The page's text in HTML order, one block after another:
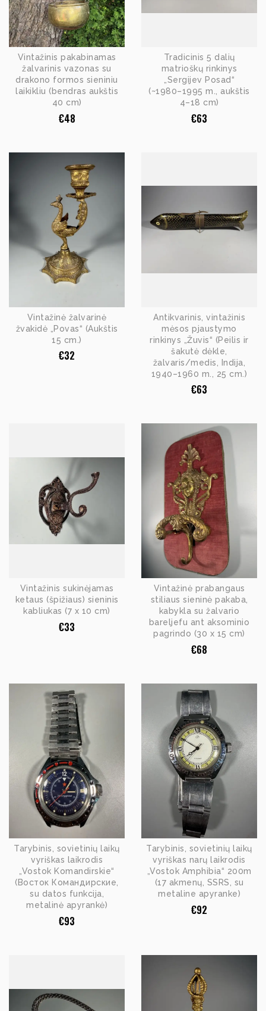
Vintažinis pakabinamas
žalvarinis vazonas su
drakono formos sieniniu
laikikliu (bendras aukštis
40 cm)
€48
Tradicinis 5 dalių
matrioškų rinkinys
„Sergijev Posad“
(~1980–1995 m., aukštis
4–18 cm)
€63
Vintažinė žalvarinė
žvakidė „Povas“ (Aukštis
15 cm.)
€32
Antikvarinis, vintažinis
mėsos pjaustymo
rinkinys „Žuvis“ (Peilis ir
šakutė dėkle,
žalvaris/medis, Indija,
1940–1960 m., 25 cm.)
€63
Vintažinis sukinėjamas
ketaus (špižiaus) sieninis
kabliukas (7 x 10 cm)
€33
Vintažinė prabangaus
stiliaus sieninė pakaba,
kabykla su žalvario
bareljefu ant aksominio
pagrindo (30 x 15 cm)
€68
Tarybinis, sovietinių laikų
vyriškas laikrodis
„Vostok Komandirskie“
(Восток Командирские,
su datos funkcija,
metalinė apyrankė)
€93
Tarybinis, sovietinių laikų
vyriškas narų laikrodis
„Vostok Amphibia“ 200m
(17 akmenų, SSRS, su
metaline apyranke)
€92